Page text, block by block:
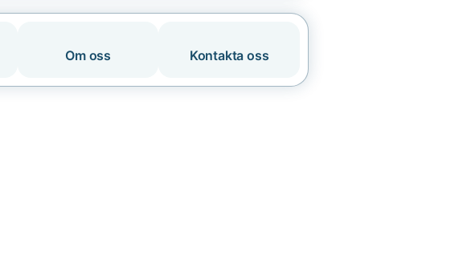
Om oss Kontakta oss